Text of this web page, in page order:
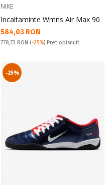
NIKE
Incaltaminte Wmns Air Max 90
Текуща цена:
584,03 RON
Pret obisnuit:
778,73 RON (-25%) Pret obisnuit
-25%